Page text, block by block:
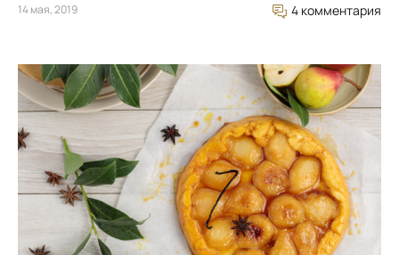
14 мая, 2019 4 комментария